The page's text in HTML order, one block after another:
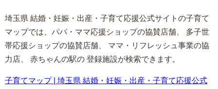
埼玉県 結婚・妊娠・出産・子育て応援公式サイトの子育て
マップでは、パパ・ママ応援ショップの協賛店舗、 多子世
帯応援ショップの協賛店舗、 ママ・リフレッシュ事業の協
力店、 赤ちゃんの駅の 登録施設が検索できます。
子育てマップ | 埼玉県 結婚・妊娠・出産・子育て応援公式